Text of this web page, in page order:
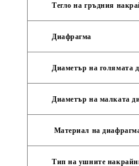
Тегло на гръдния
Диафрагма
Диаметър на голямата
Диаметър на малката
Материал на
Тип на ушните